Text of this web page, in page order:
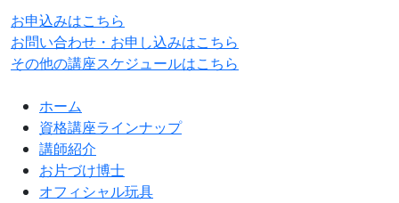
お申込みはこちら
お問い合わせ・お申し込みはこちら
その他の講座スケジュールはこちら
ホーム
資格講座ラインナップ
講師紹介
お片づけ博士
オフィシャル玩具